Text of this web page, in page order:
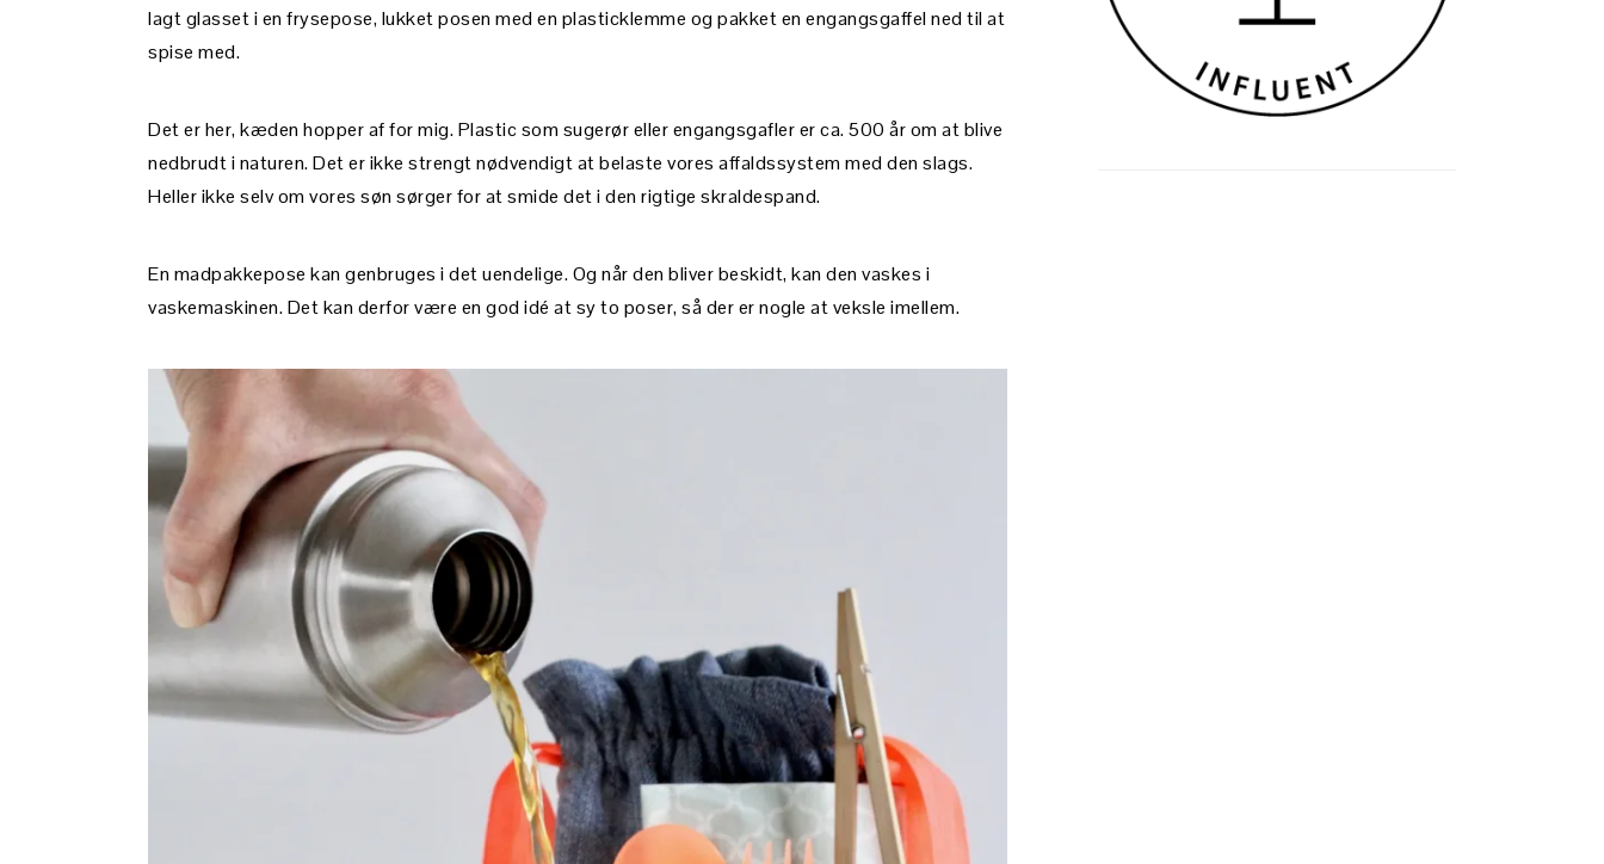
lagt glasset i en frysepose, lukket posen med en plasticklemme og pakket en engangsgaffel ned til at
spise med.
Det er her, kæden hopper af for mig. Plastic som sugerør eller engangsgafler er ca. 500 år om at blive
nedbrudt i naturen. Det er ikke strengt nødvendigt at belaste vores affaldssystem med den slags.
Heller ikke selv om vores søn sørger for at smide det i den rigtige skraldespand.
En madpakkepose kan genbruges i det uendelige. Og når den bliver beskidt, kan den vaskes i
vaskemaskinen. Det kan derfor være en god idé at sy to poser, så der er nogle at veksle imellem.